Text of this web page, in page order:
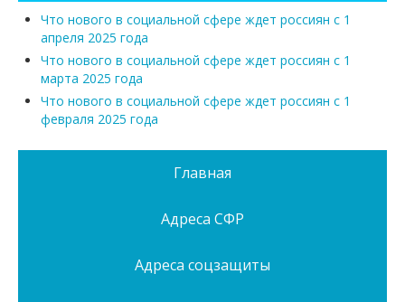
Что нового в социальной сфере ждет россиян с 1
апреля 2025 года
Что нового в социальной сфере ждет россиян с 1
марта 2025 года
Что нового в социальной сфере ждет россиян с 1
февраля 2025 года
Главная
Адреса СФР
Адреса соцзащиты